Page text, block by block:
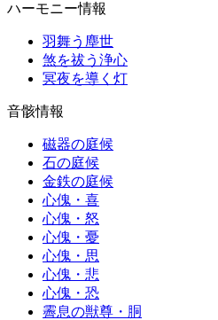
ハーモニー情報
羽舞う塵世
煞を祓う浄心
冥夜を導く灯
音骸情報
磁器の庭候
石の庭候
金鉄の庭候
心傀・喜
心傀・怒
心傀・憂
心傀・思
心傀・悲
心傀・恐
霽息の獣尊・胴